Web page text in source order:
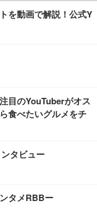
を動画で解説！公式Y
目のYouTuberがオス
食べたいグルメをチ
タビュー
タメRBBー